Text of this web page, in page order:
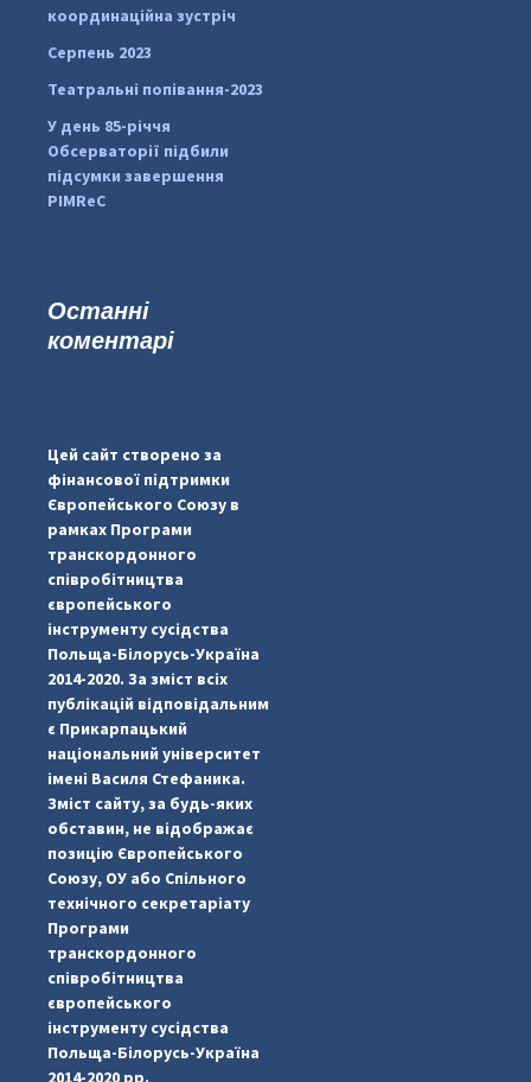
#PipIvanToday
координаційна зустріч
Серпень 2023
Театральні попівання-2023
У день 85-річчя
Обсерваторії підбили
підсумки завершення
PIMReC
Останні
коментарі
Цей сайт створено за
фінансової підтримки
Європейського Союзу в
рамках Програми
транскордонного
співробітництва
європейського
інструменту сусідства
Польща-Білорусь-Україна
2014-2020. За зміст всіх
публікацій відповідальним
є Прикарпацький
національний університет
імені Василя Стефаника.
Зміст сайту, за будь-яких
обставин, не відображає
позицію Європейського
Союзу, ОУ або Спільного
технічного секретаріату
Програми
транскордонного
співробітництва
європейського
інструменту сусідства
Польща-Білорусь-Україна
2014-2020 рр.